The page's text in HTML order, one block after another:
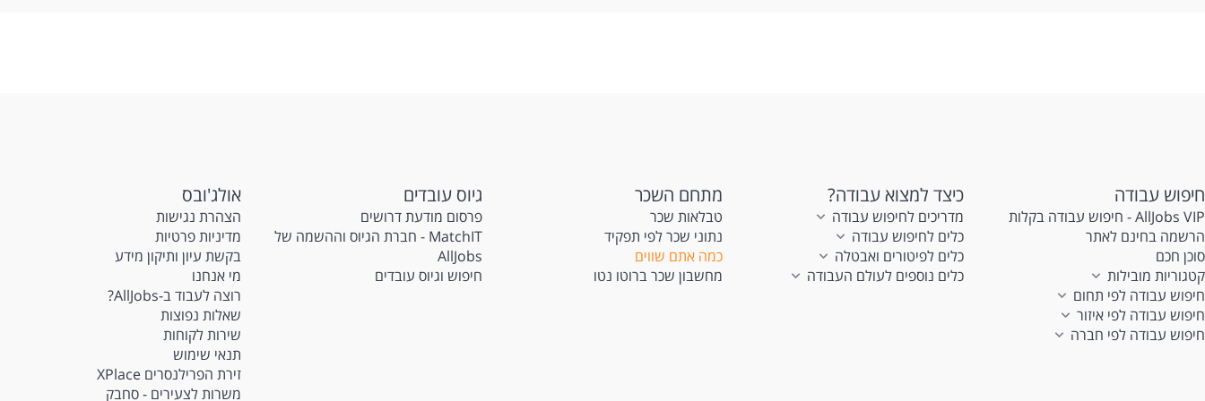
חיפוש עבודה
AllJobs VIP - חיפוש עבודה בקלות
הרשמה בחינם לאתר
סוכן חכם
קטגוריות מובילות
חיפוש עבודה לפי תחום
חיפוש עבודה לפי איזור
חיפוש עבודה לפי חברה
כיצד למצוא עבודה?
מדריכים לחיפוש עבודה
כלים לחיפוש עבודה
כלים לפיטורים ואבטלה
כלים נוספים לעולם העבודה
מתחם השכר
טבלאות שכר
נתוני שכר לפי תפקיד
כמה אתם שווים
מחשבון שכר ברוטו נטו
גיוס עובדים
פרסום מודעת דרושים
MatchIT - חברת הגיוס וההשמה של
AllJobs
חיפוש וגיוס עובדים
אולג'ובס
הצהרת נגישות
מדיניות פרטיות
בקשת עיון ותיקון מידע
מי אנחנו
רוצה לעבוד ב-AllJobs?
שאלות נפוצות
שירות לקוחות
תנאי שימוש
זירת הפרילנסרים XPlace
משרות לצעירים - סחבק